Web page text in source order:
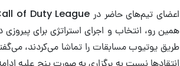
همین رو، انتخاب و اجرای استراتژی برای